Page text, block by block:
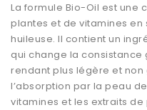
La formule Bio-Oil est une
plantes et de vitamines en
huileuse. Il contient un
qui change la
rendant plus légère et non
l’absorption par la peau
vitamines et les extraits de